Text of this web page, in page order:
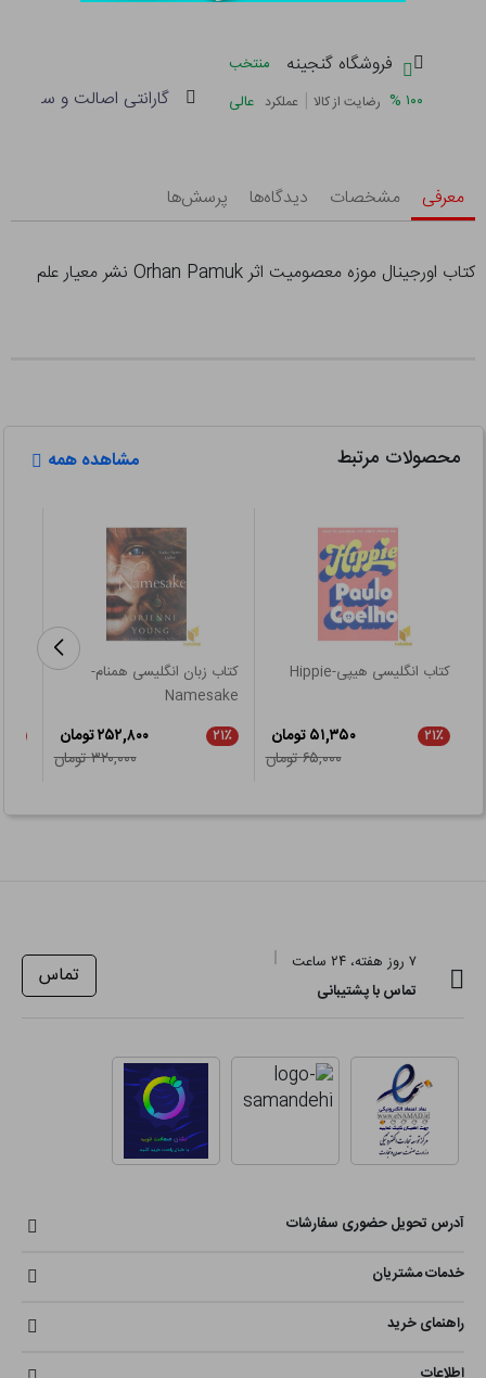
فروشگاه گنجینه
منتخب
۱۰۰ % رضایت از کالا | عملکرد عالی گارانتی اصالت و سلامت
معرفی مشخصات دیدگاه‌ها پرسش‌ها
کتاب اورجینال موزه معصومیت اثر Orhan Pamuk نشر معیار علم
محصولات مرتبط مشاهده همه
کتاب انگلیسی هیپی-Hippie
۲۱٪
۵۱,۳۵۰ تومان
۶۵,۰۰۰ تومان
کتاب زبان انگلیسی همنام-
Namesake
۲۱٪
۲۵۲,۸۰۰ تومان
۳۲۰,۰۰۰ تومان
۷ روز هفته، ۲۴ ساعت
تماس با پشتیبانی
تماس
آدرس تحویل حضوری سفارشات
خدمات مشتریان
راهنمای خرید
اطلاعات